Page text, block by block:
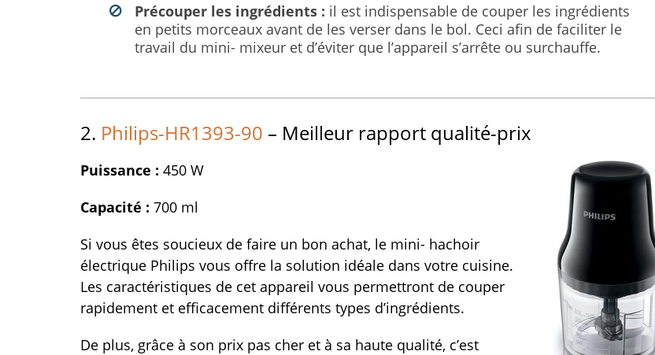
Précouper les ingrédients : il est indispensable de couper les ingrédients
en petits morceaux avant de les verser dans le bol. Ceci afin de faciliter le
travail du mini- mixeur et d’éviter que l’appareil s’arrête ou surchauffe.
2. Philips-HR1393-90 – Meilleur rapport qualité-prix
Puissance : 450 W
Capacité : 700 ml
Si vous êtes soucieux de faire un bon achat, le mini- hachoir
électrique Philips vous offre la solution idéale dans votre cuisine.
Les caractéristiques de cet appareil vous permettront de couper
rapidement et efficacement différents types d’ingrédients.
De plus, grâce à son prix pas cher et à sa haute qualité, c’est